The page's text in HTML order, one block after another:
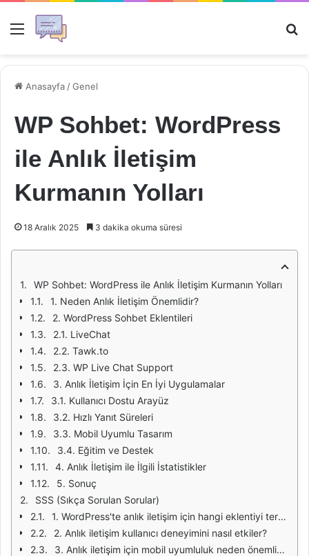
Menü
Anasayfa /Genel
WP Sohbet: WordPress
ile Anlık İletişim
Kurmanın Yolları
18 Aralık 2025 3 dakika okuma süresi
WP Sohbet: WordPress ile Anlık İletişim Kurmanın Yolları
1. Neden Anlık İletişim Önemlidir?
2. WordPress Sohbet Eklentileri
2.1. LiveChat
2.2. Tawk.to
2.3. WP Live Chat Support
3. Anlık İletişim İçin En İyi Uygulamalar
3.1. Kullanıcı Dostu Arayüz
3.2. Hızlı Yanıt Süreleri
3.3. Mobil Uyumlu Tasarım
3.4. Eğitim ve Destek
4. Anlık İletişim ile İlgili İstatistikler
5. Sonuç
SSS (Sıkça Sorulan Sorular)
1. WordPress'te anlık iletişim için hangi eklentiyi tercih etmeliyim?
2. Anlık iletişim kullanıcı deneyimini nasıl etkiler?
3. Anlık iletişim için mobil uyumluluk neden önemlidir?